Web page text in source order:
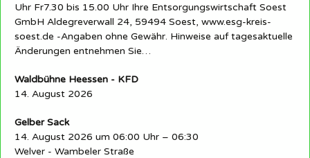
Uhr Fr7.30 bis 15.00 Uhr Ihre Entsorgungswirtschaft Soest
GmbH Aldegreverwall 24, 59494 Soest, www.esg-kreis-
soest.de -Angaben ohne Gewähr. Hinweise auf tagesaktuelle
Änderungen entnehmen Sie…
Waldbühne Heessen - KFD
14. August 2026
Gelber Sack
14. August 2026 um 06:00 Uhr – 06:30
Welver - Wambeler Straße